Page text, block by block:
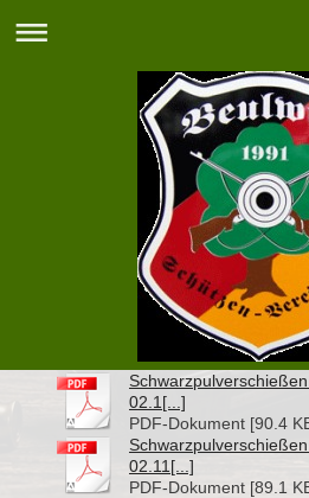
02.1[...]
PDF-Dokument [90.4
02.11[...]
PDF-Dokument [89.1